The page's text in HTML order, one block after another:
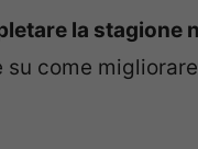
la stagione
come